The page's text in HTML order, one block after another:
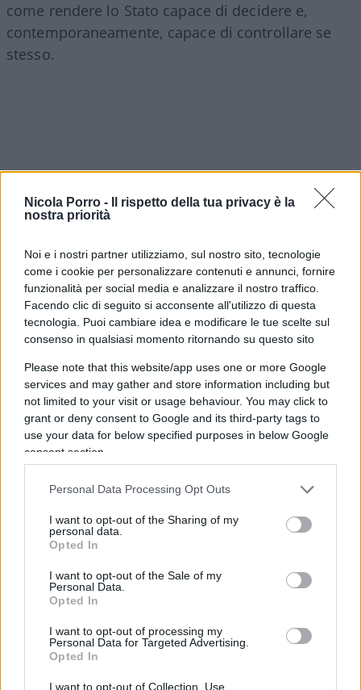
Nicola Porro -
Il rispetto della tua privacy è la
nostra priorità
Noi e i nostri partner utilizziamo, sul nostro sito, tecnologie
come i cookie per personalizzare contenuti e annunci, fornire
funzionalità per social media e analizzare il nostro traffico.
Facendo clic di seguito si acconsente all'utilizzo di questa
tecnologia. Puoi cambiare idea e modificare le tue scelte sul
consenso in qualsiasi momento ritornando su questo sito
Please note that this website/app uses one or more Google
services and may gather and store information including but
not limited to your visit or usage behaviour. You may click to
grant or deny consent to Google and its third-party tags to
use your data for below specified purposes in below Google
consent section.
Personal Data Processing Opt Outs
I want to opt-out of the Sharing of my
personal data.
Opted In
I want to opt-out of the Sale of my
Personal Data.
Opted In
I want to opt-out of processing my
Personal Data for Targeted Advertising.
Opted In
I want to opt-out of Collection, Use,
come rendere lo Stato capace di decidere e,
contemporaneamente, capace di controllare se
stesso.
Forse è proprio questa l’occasione che resta
ancora da cogliere.Fare della Corte non un
ostacolo all’amministrazione, ma una
moderna infrastruttura della buona
amministrazione: più veloce nei giudizi, più forte
nell’analisi dei dati, più chiara nel distinguere
l’errore dall’illecito e più comprensibile persino ai
cittadini.
Perché chi amministra in buona fede deve poter
firmare senza paura.
poter dormire altrettanto tranquillo
, sapendo
che qualcuno continua a controllare come
probabilmente, avrebbe capito anche questo.